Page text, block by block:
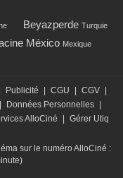
Beyazperde Turquie
México Mexique
Publicité | CGU | CGV |
| Données Personnelles |
AlloCiné | Gérer Utiq
sur le numéro AlloCiné :